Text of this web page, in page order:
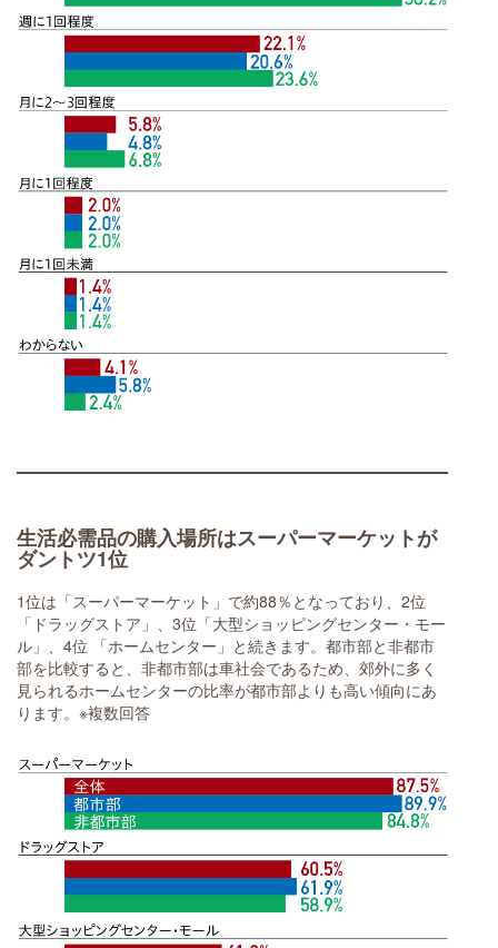
生活必需品の購入場所はスーパーマーケットが
ダントツ1位
1位は「スーパーマーケット」で約88％となっており、2位
「ドラッグストア」、3位「大型ショッピングセンター・モー
ル」、4位 「ホームセンター」と続きます。都市部と非都市
部を比較すると、非都市部は車社会であるため、郊外に多く
見られるホームセンターの比率が都市部よりも高い傾向にあ
ります。※複数回答